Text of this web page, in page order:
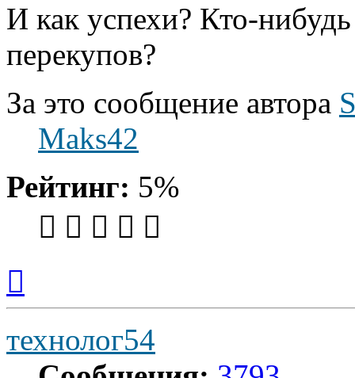
И как успехи? Кто-
перекупов?
За это сообщение автора
Maks42
Рейтинг: 5%
началу
технолог54